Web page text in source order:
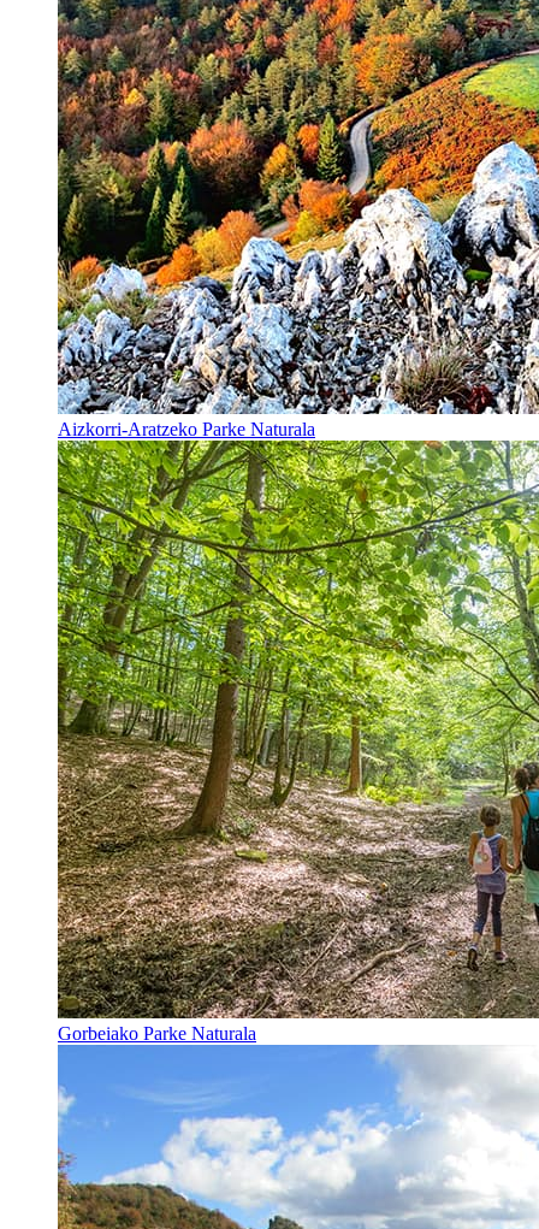
Aizkorri-Aratzeko Parke Naturala
Gorbeiako Parke Naturala